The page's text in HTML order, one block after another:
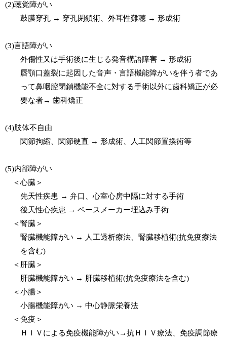
(2)聴覚障がい
鼓膜穿孔 → 穿孔閉鎖術、外耳性難聴 → 形成術
(3)言語障がい
外傷性又は手術後に生じる発音構語障害 → 形成術
唇顎口蓋裂に起因した音声・言語機能障がいを伴う者であ
って鼻咽腔閉鎖機能不全に対する手術以外に歯科矯正が必
要な者→ 歯科矯正
(4)肢体不自由
関節拘縮、関節硬直 → 形成術、人工関節置換術等
(5)内部障がい
＜心臓＞
先天性疾患 → 弁口、心室心房中隔に対する手術
後天性心疾患 → ペースメーカー埋込み手術
＜腎臓＞
腎臓機能障がい → 人工透析療法、腎臓移植術(抗免疫療法
を含む)
＜肝臓＞
肝臓機能障がい → 肝臓移植術(抗免疫療法を含む)
＜小腸＞
小腸機能障がい → 中心静脈栄養法
＜免疫＞
ＨＩＶによる免疫機能障がい→抗ＨＩＶ療法、免疫調節療